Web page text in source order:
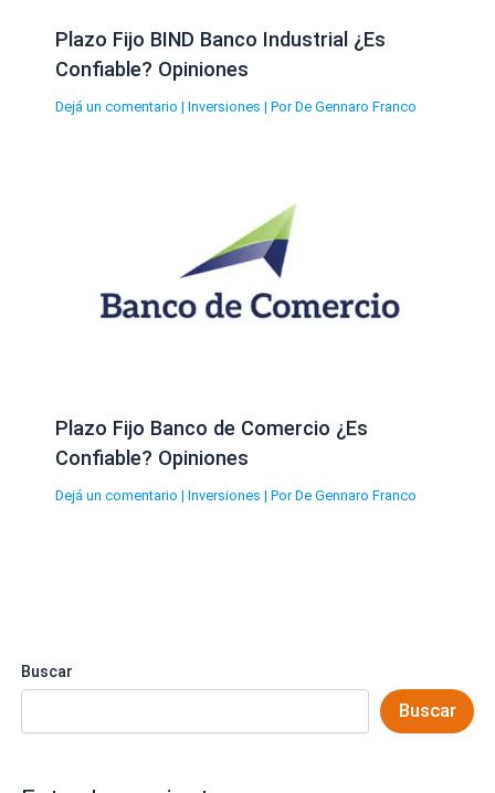
Plazo Fijo BIND Banco Industrial ¿Es
Confiable? Opiniones
Dejá un comentario | Inversiones | Por De Gennaro Franco
Plazo Fijo Banco de Comercio ¿Es
Confiable? Opiniones
Dejá un comentario | Inversiones | Por De Gennaro Franco
Buscar
Buscar